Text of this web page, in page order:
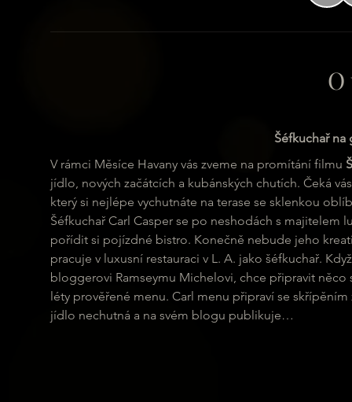
Šéfkuchař na
V rámci Měsíce Havany vás zveme na promítání filmu
jídlo, nových začátcích a kubánských chutích. Čeká
který si nejlépe vychutnáte na terase se sklenkou
Šéfkuchař Carl Casper se po neshodách s
pořídit si pojízdné bistro. Konečně nebude jeho
pracuje v luxusní restauraci v L. A. jako šéfkuchař.
bloggerovi Ramseymu Michelovi, chce připravit
léty prověřené menu. Carl menu připraví se
jídlo nechutná a na svém blogu publikuje…